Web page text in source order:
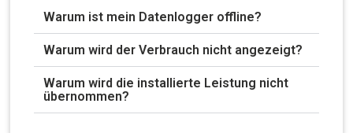
Warum ist mein Datenlogger offline?
Warum wird der Verbrauch nicht angezeigt?
Warum wird die installierte Leistung nicht
übernommen?